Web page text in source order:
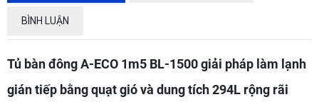
BÌNH LUẬN
Tủ bàn đông A-ECO 1m5 BL-1500 giải pháp làm lạnh
gián tiếp bằng quạt gió và dung tích 294L rộng rãi